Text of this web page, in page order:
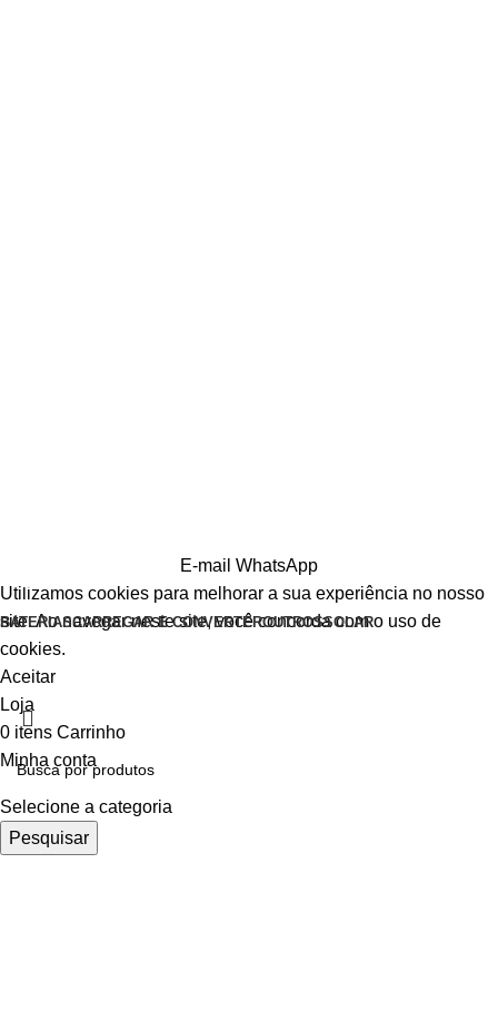
BATERIASCARREGAR E CONVERTEROUTROSSOLAR
E-mail WhatsApp
Utilizamos cookies para melhorar a sua experiência no nosso
site. Ao navegar neste site, você concorda com o uso de
cookies.
Aceitar
Selecione a categoria
Pesquisar
Loja
0 itens Carrinho
Minha conta